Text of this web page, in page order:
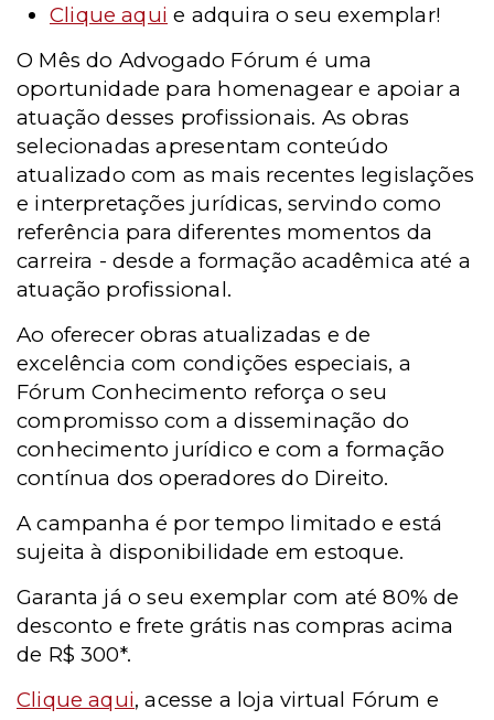
Clique aqui e adquira o seu exemplar!
O Mês do Advogado Fórum é uma
oportunidade para homenagear e apoiar a
atuação desses profissionais. As obras
selecionadas apresentam conteúdo
atualizado com as mais recentes legislações
e interpretações jurídicas, servindo como
referência para diferentes momentos da
carreira - desde a formação acadêmica até a
atuação profissional.
Ao oferecer obras atualizadas e de
excelência com condições especiais, a
Fórum Conhecimento reforça o seu
compromisso com a disseminação do
conhecimento jurídico e com a formação
contínua dos operadores do Direito.
A campanha é por tempo limitado e está
sujeita à disponibilidade em estoque.
Garanta já o seu exemplar com até 80% de
desconto e frete grátis nas compras acima
de R$ 300*.
Clique aqui, acesse a loja virtual Fórum e